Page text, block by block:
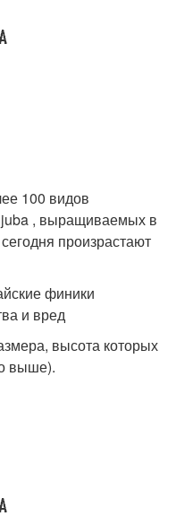
100 видов
, выращиваемых в
произрастают
высота которых
выше).